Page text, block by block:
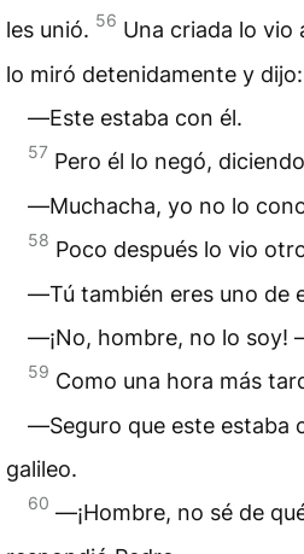
les unió. 56 Una criada lo vio
lo miró detenidamente y dijo:
―Este estaba con él.
57 Pero él lo negó,
―Muchacha, yo no lo
58 Poco después lo vio
―Tú también eres uno de
―¡No, hombre, no lo soy!
59 Como una hora más
―Seguro que este estaba
galileo.
60 ―¡Hombre, no sé de